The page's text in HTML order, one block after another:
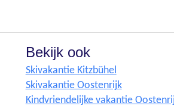
Bekijk ook
Skivakantie Kitzbühel
Skivakantie Oostenrijk
Kindvriendelijke vakantie